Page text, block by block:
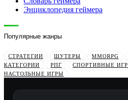
Энциклопедия геймера
Популярные жанры
СТРАТЕГИИ ШУТЕРЫ MMORPG
КАТЕГОРИИ
РПГ СПОРТИВНЫЕ
НАСТОЛЬНЫЕ ИГРЫ